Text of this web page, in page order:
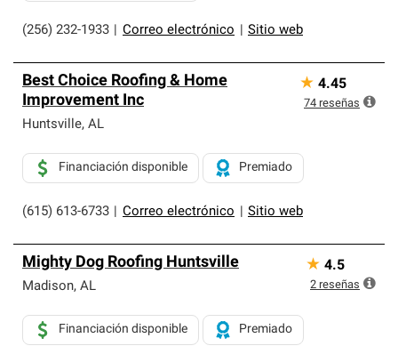
(256) 232-1933 Correo electrónico Sitio web
Best Choice Roofing & Home
Improvement Inc
Huntsville, AL
(615) 613-6733 Correo electrónico Sitio web
Financiación disponible Premiado
★ 4.45
74 reseñas
Mighty Dog Roofing Huntsville
Madison, AL
Financiación disponible Premiado
★ 4.5
2 reseñas